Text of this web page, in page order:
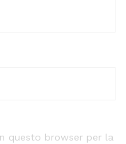
questo browser per la